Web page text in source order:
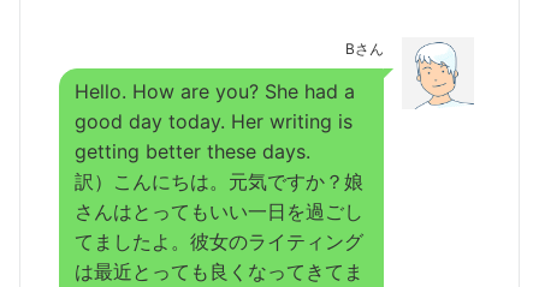
Bさん
Hello. How are you? She had a
good day today. Her writing is
getting better these days.
訳）こんにちは。元気ですか？娘
さんはとってもいい一日を過ごし
てましたよ。彼女のライティング
は最近とっても良くなってきてま